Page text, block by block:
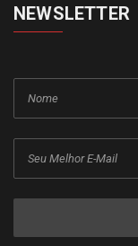
NEWSLETTER